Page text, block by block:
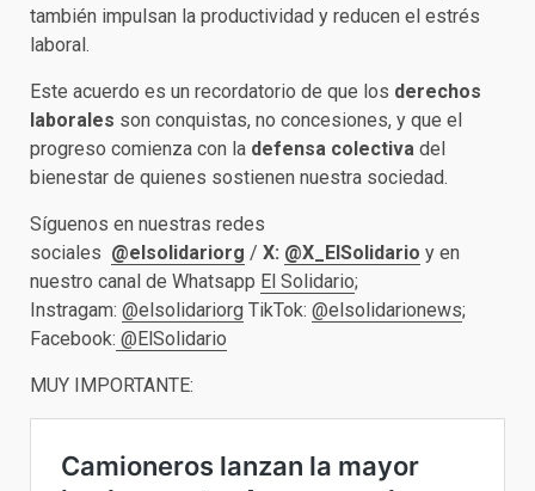
también impulsan la productividad y reducen el estrés
laboral.
Este acuerdo es un recordatorio de que los derechos
laborales son conquistas, no concesiones, y que el
progreso comienza con la defensa colectiva del
bienestar de quienes sostienen nuestra sociedad.
Síguenos en nuestras redes
sociales @elsolidariorg / X: @X_ElSolidario y en
nuestro canal de Whatsapp El Solidario;
Instragam: @elsolidariorg TikTok: @elsolidarionews;
Facebook: @ElSolidario
MUY IMPORTANTE: